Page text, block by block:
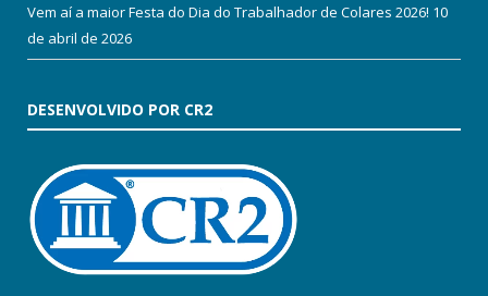
Vem aí a maior Festa do Dia do Trabalhador de Colares 2026! 10
de abril de 2026
DESENVOLVIDO POR CR2